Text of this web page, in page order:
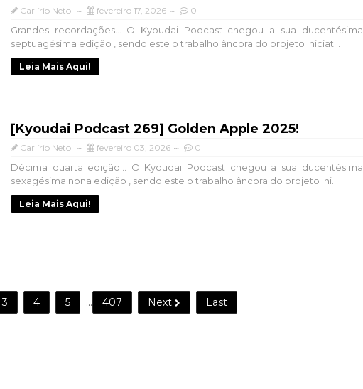
Carlírio Neto fevereiro 17, 2026 0
Grandes recordações... O Kyoudai Podcast chegou a sua ducentésima
septuagésima edição , sendo este o trabalho âncora do projeto Iniciat...
Leia Mais Aqui!
[Kyoudai Podcast 269] Golden Apple 2025!
Carlírio Neto fevereiro 03, 2026 0
Décima quarta edição... O Kyoudai Podcast chegou a sua ducentésima
sexagésima nona edição , sendo este o trabalho âncora do projeto Ini...
Leia Mais Aqui!
3 4 5 ... 407 Next Last